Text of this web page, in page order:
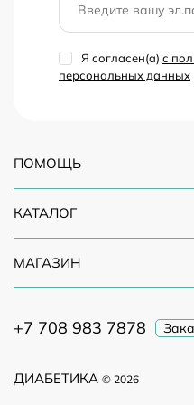
Я согласен(a) с
персональных данных
ДИАБЕТИКА © 2026
ПОМОЩЬ
КАТАЛОГ
МАГАЗИН
+7 708 983 7878